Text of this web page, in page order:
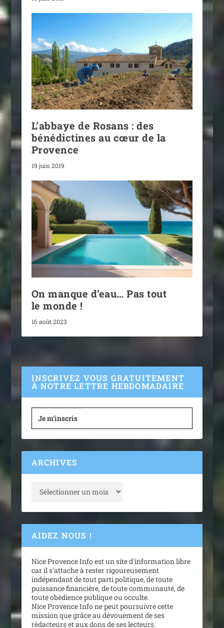
L’abbaye de Rosans : des
bénédictines au cœur de la
Provence
19 juin 2019
On manque d’eau… Pas tout
le monde !
16 août 2023
INSCRIVEZ VOUS GRATUITEMENT
À NOTRE LETTRE HEBDOMADAIRE
Je m'inscris
ARCHIVES
AIDEZ NOUS !
Nice Provence Info est un site d'information libre
car il s'attache à rester rigoureusement
indépendant de tout parti politique, de toute
puissance financière, de toute communauté, de
toute obédience publique ou occulte.
Nice Provence Info ne peut poursuivre cette
mission que grâce au dévouement de ses
rédacteurs et aux dons de ses lecteurs.